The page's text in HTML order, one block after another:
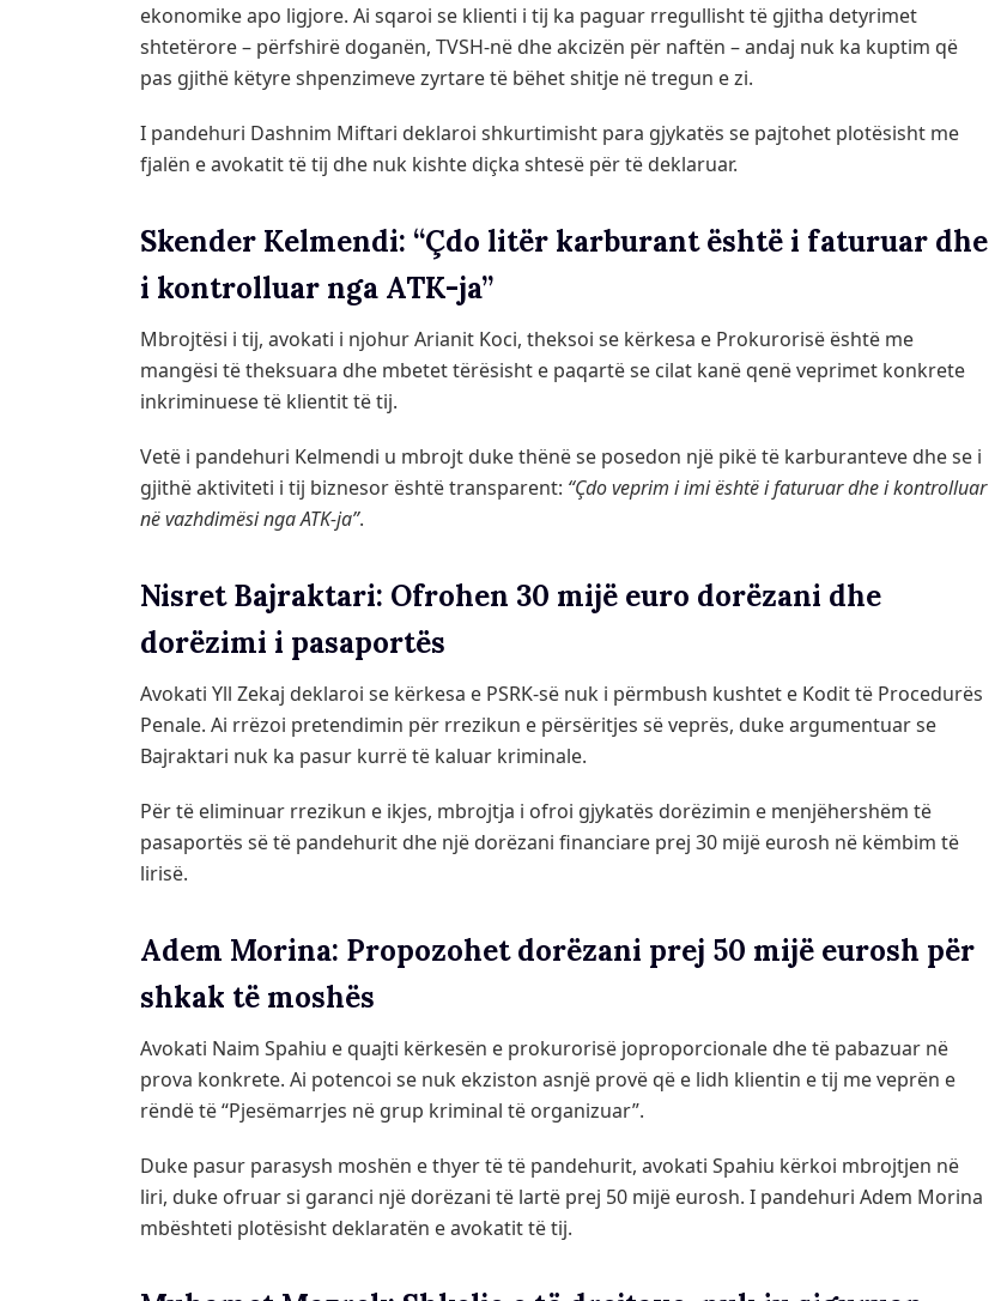
ekonomike apo ligjore. Ai sqaroi se klienti i tij ka paguar rregullisht të gjitha detyrimet
shtetërore – përfshirë doganën, TVSH-në dhe akcizën për naftën – andaj nuk ka kuptim që
pas gjithë këtyre shpenzimeve zyrtare të bëhet shitje në tregun e zi.
I pandehuri Dashnim Miftari deklaroi shkurtimisht para gjykatës se pajtohet plotësisht me
fjalën e avokatit të tij dhe nuk kishte diçka shtesë për të deklaruar.
Skender Kelmendi: “Çdo litër karburant është i faturuar dhe
i kontrolluar nga ATK-ja”
Mbrojtësi i tij, avokati i njohur Arianit Koci, theksoi se kërkesa e Prokurorisë është me
mangësi të theksuara dhe mbetet tërësisht e paqartë se cilat kanë qenë veprimet konkrete
inkriminuese të klientit të tij.
Vetë i pandehuri Kelmendi u mbrojt duke thënë se posedon një pikë të karburanteve dhe se i
gjithë aktiviteti i tij biznesor është transparent: “Çdo veprim i imi është i faturuar dhe i kontrolluar
në vazhdimësi nga ATK-ja”.
Nisret Bajraktari: Ofrohen 30 mijë euro dorëzani dhe
dorëzimi i pasaportës
Avokati Yll Zekaj deklaroi se kërkesa e PSRK-së nuk i përmbush kushtet e Kodit të Procedurës
Penale. Ai rrëzoi pretendimin për rrezikun e përsëritjes së veprës, duke argumentuar se
Bajraktari nuk ka pasur kurrë të kaluar kriminale.
Për të eliminuar rrezikun e ikjes, mbrojtja i ofroi gjykatës dorëzimin e menjëhershëm të
pasaportës së të pandehurit dhe një dorëzani financiare prej 30 mijë eurosh në këmbim të
lirisë.
Adem Morina: Propozohet dorëzani prej 50 mijë eurosh për
shkak të moshës
Avokati Naim Spahiu e quajti kërkesën e prokurorisë joproporcionale dhe të pabazuar në
prova konkrete. Ai potencoi se nuk ekziston asnjë provë që e lidh klientin e tij me veprën e
rëndë të “Pjesëmarrjes në grup kriminal të organizuar”.
Duke pasur parasysh moshën e thyer të të pandehurit, avokati Spahiu kërkoi mbrojtjen në
liri, duke ofruar si garanci një dorëzani të lartë prej 50 mijë eurosh. I pandehuri Adem Morina
mbështeti plotësisht deklaratën e avokatit të tij.